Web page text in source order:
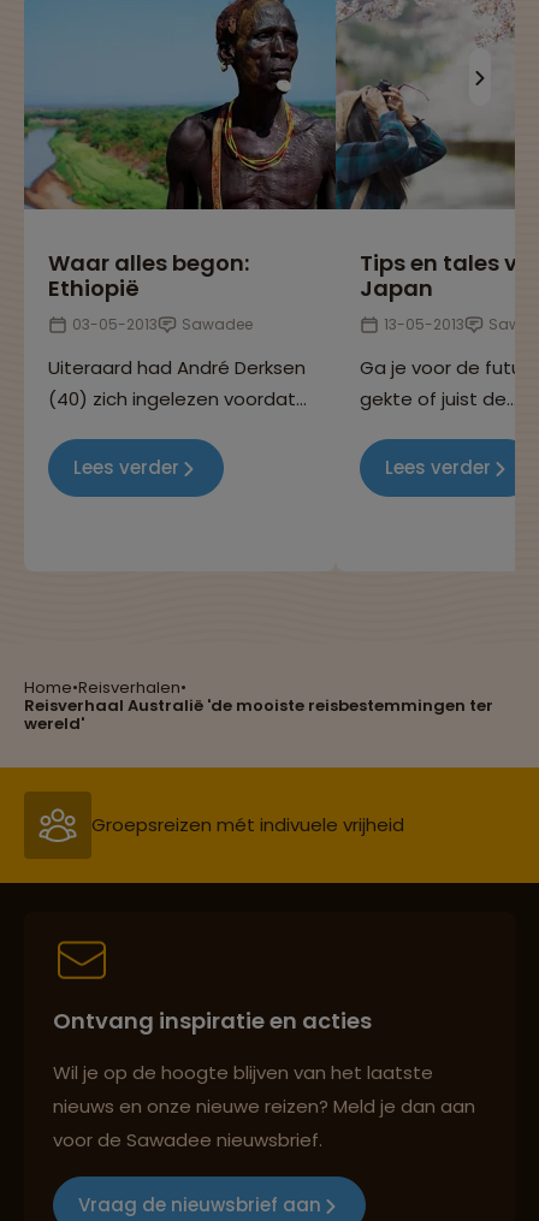
Home•Reisverhalen•
Reisverhaal Australië 'de mooiste reisbestemmingen ter
wereld'
Waar alles begon:
Ethiopië
03-05-2013 Sawadee
Uiteraard had André Derksen
(40) zich ingelezen voordat
door Ethiopië maakte. 'Maar
dat het zo groen was had ik
Lees verder
Tips en tales
Japan
13-05-2013
Ga je voor de
gekte of juist de
Japan is niets wat
Lees verder
Groepsreizen mét indivuele vrijheid
Persoonlijk en deskundig reisadvies
Best beoordeelde reisroutes
Groepsreizen mét indivuele vrijheid
Ontvang inspiratie en acties
Wil je op de hoogte blijven van het laatste
nieuws en onze nieuwe reizen? Meld je dan aan
voor de Sawadee nieuwsbrief.
Vraag de nieuwsbrief aan